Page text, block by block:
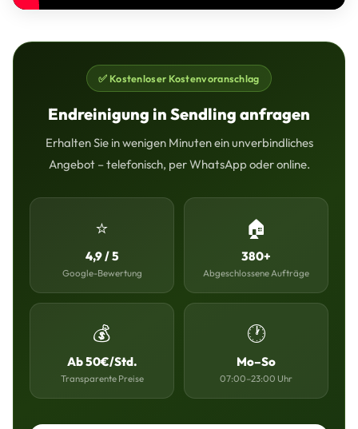
✅ Kostenloser Kostenvoranschlag
Endreinigung in Sendling anfragen
Erhalten Sie in wenigen Minuten ein unverbindliches
Angebot – telefonisch, per WhatsApp oder online.
⭐
4,9 / 5
Google-Bewertung
🏠
380+
Abgeschlossene Aufträge
💰
Ab 50€/Std.
Transparente Preise
🕐
Mo–So
07:00–23:00 Uhr